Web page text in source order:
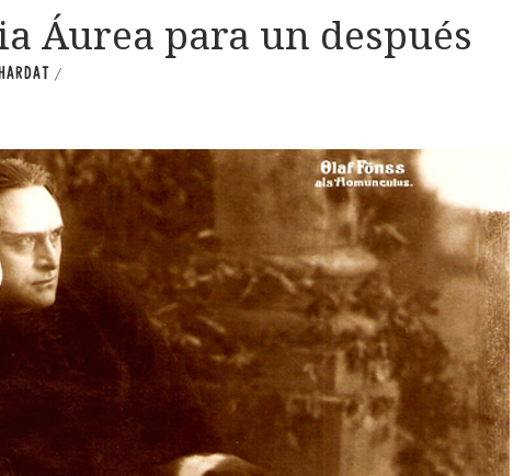
Áurea para un después
/